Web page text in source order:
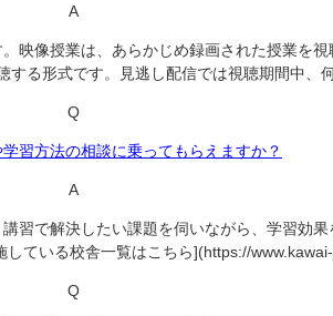
A
映像授業は、あらかじめ録画された授業を
る形式です。見逃し配信では視聴期間中、
Q
学習方法の相談に乗ってもらえますか？
A
で解決したい課題を伺いながら、学習効
ている校舎一覧はこちら](https://
Q